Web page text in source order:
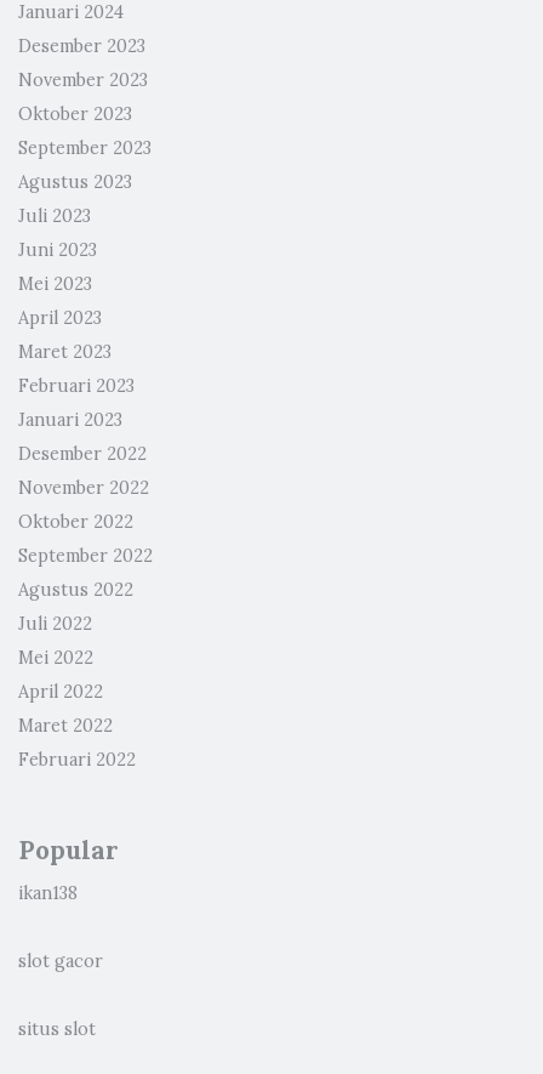
Januari 2024
Desember 2023
November 2023
Oktober 2023
September 2023
Agustus 2023
Juli 2023
Juni 2023
Mei 2023
April 2023
Maret 2023
Februari 2023
Januari 2023
Desember 2022
November 2022
Oktober 2022
September 2022
Agustus 2022
Juli 2022
Mei 2022
April 2022
Maret 2022
Februari 2022
Popular
ikan138
slot gacor
situs slot